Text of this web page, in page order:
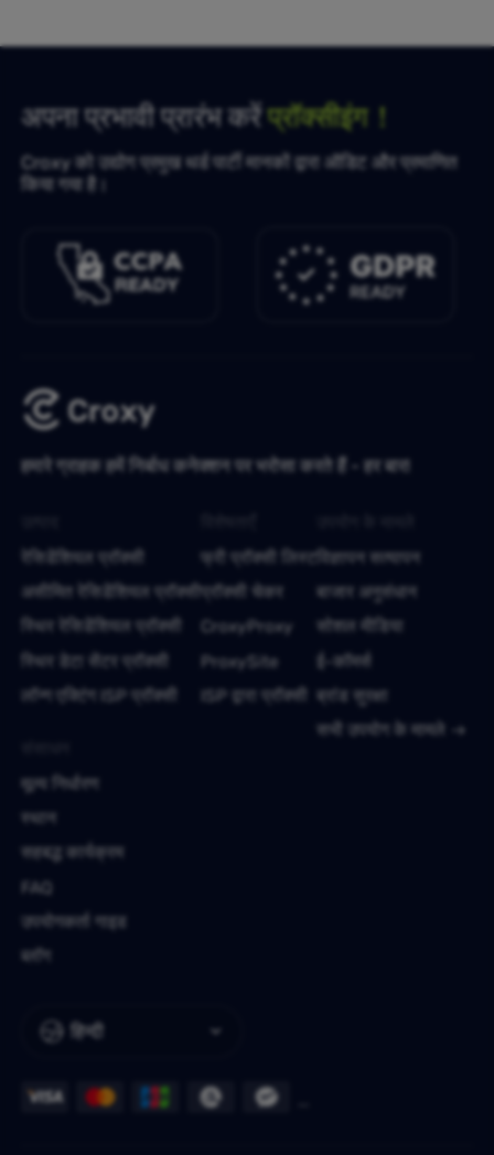
अपना प्रभावी प्रारंभ करेंप्रॉक्सीइंग！
Croxy को उद्योग प्रमुख थर्ड पार्टी मानकों द्वारा ऑडिट और प्रमाणित
किया गया है।
हमारे ग्राहक हमें निर्बाध कनेक्शन पर भरोसा करते हैं - हर बार!
हिन्दी
रेसिडेंशियल प्रॉक्सी
असीमित रेसिडेंशियल प्रॉक्सी
स्थिर रेसिडेंशियल प्रॉक्सी
स्थिर डेटा सेंटर प्रॉक्सी
लॉन्ग एक्टिंग ISP प्रॉक्सी
फ्री प्रॉक्सी लिस्ट
प्रॉक्सी चेकर
CroxyProxy
ProxySite
ISP द्वारा प्रॉक्सी
विज्ञापन सत्यापन
बाजार अनुसंधान
सोशल मीडिया
ई-कॉमर्स
ब्रांड सुरक्षा
सभी उपयोग के मामले
मूल्य निर्धारण
स्थान
सहबद्ध कार्यक्रम
FAQ
उपयोगकर्ता गाइड
ब्लॉग